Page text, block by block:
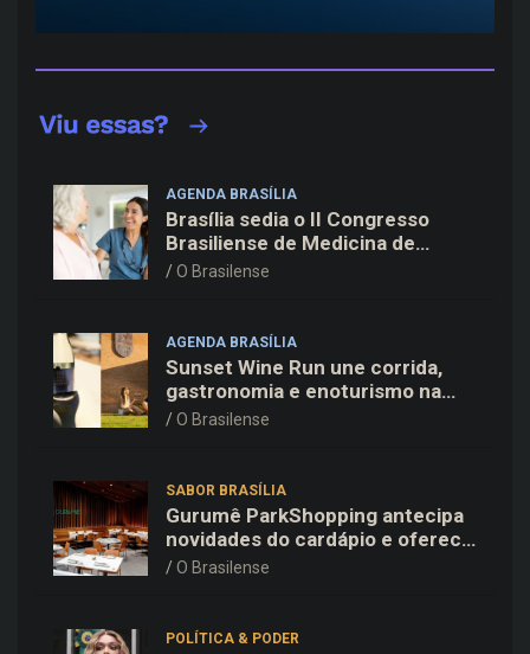
AGENDA BRASÍLIA
Brasília sedia o II Congresso
Brasiliense de Medicina de
Família e Comunidade na Fiocruz
O Brasilense
AGENDA BRASÍLIA
Sunset Wine Run une corrida,
gastronomia e enoturismo na
Vinícola Brasília
O Brasilense
SABOR BRASÍLIA
Gurumê ParkShopping antecipa
novidades do cardápio e oferece
25% de desconto no delivery
O Brasilense
POLÍTICA & PODER